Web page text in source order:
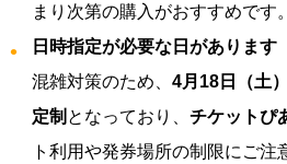
まり次第の購入がおすすめです。
日時指定が必要な日があります
混雑対策のため、 4月18日（土
定制 となっており、 チケットぴ
ト利用や発券場所の制限にご注